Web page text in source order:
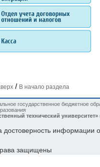
/ В начало раздела
государственное бюджетное
технический
достоверность информации
защищены